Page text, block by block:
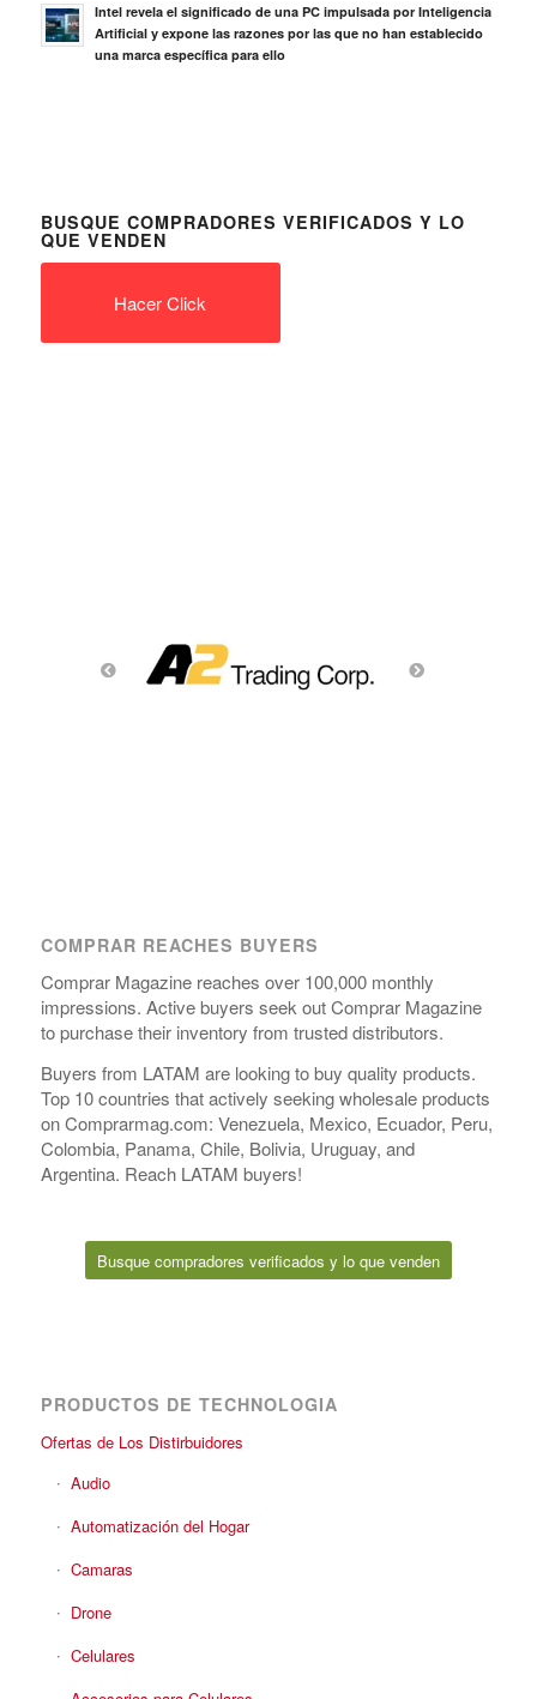
Intel revela el significado de una PC impulsada por Inteligencia
Artificial y expone las razones por las que no han establecido
una marca específica para ello
BUSQUE COMPRADORES VERIFICADOS Y LO
QUE VENDEN
Hacer Click
COMPRAR REACHES BUYERS
Comprar Magazine reaches over 100,000 monthly
impressions. Active buyers seek out Comprar Magazine
to purchase their inventory from trusted distributors.
Buyers from LATAM are looking to buy quality products.
Top 10 countries that actively seeking wholesale products
on Comprarmag.com: Venezuela, Mexico, Ecuador, Peru,
Colombia, Panama, Chile, Bolivia, Uruguay, and
Argentina. Reach LATAM buyers!
Busque compradores verificados y lo que venden
PRODUCTOS DE TECHNOLOGIA
Ofertas de Los Distirbuidores
Audio
Automatización del Hogar
Camaras
Drone
Celulares